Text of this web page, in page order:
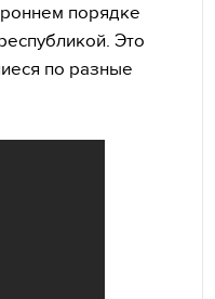
порядке
Это
по разные